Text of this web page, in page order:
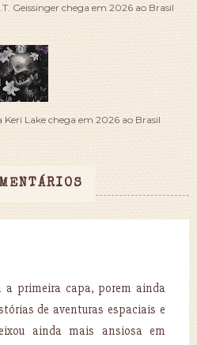
Geissinger chega em 2026 ao Brasil
Lake chega em 2026 ao Brasil
a primeira capa, porem ainda
de aventuras espaciais e
ainda mais ansiosa em